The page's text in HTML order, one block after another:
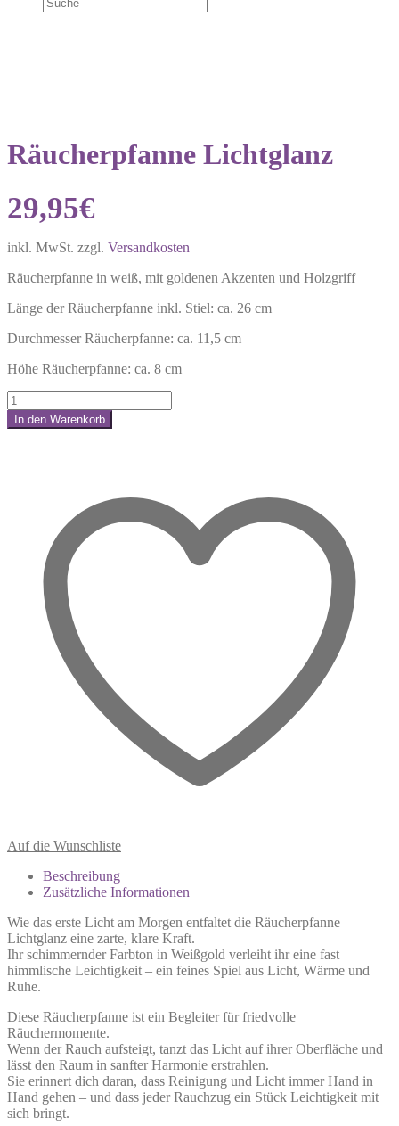
Räucherpfanne Lichtglanz
29,95€
inkl. MwSt. zzgl. Versandkosten
Räucherpfanne in weiß, mit goldenen Akzenten und Holzgriff
Länge der Räucherpfanne inkl. Stiel: ca. 26 cm
Durchmesser Räucherpfanne: ca. 11,5 cm
Höhe Räucherpfanne: ca. 8 cm
Räucherpfanne
Lichtglanz
Menge
In den Warenkorb
Auf die Wunschliste
Beschreibung
Zusätzliche Informationen
Wie das erste Licht am Morgen entfaltet die Räucherpfanne
Lichtglanz eine zarte, klare Kraft.
Ihr schimmernder Farbton in Weißgold verleiht ihr eine fast
himmlische Leichtigkeit – ein feines Spiel aus Licht, Wärme und
Ruhe.
Diese Räucherpfanne ist ein Begleiter für friedvolle
Räuchermomente.
Wenn der Rauch aufsteigt, tanzt das Licht auf ihrer Oberfläche und
lässt den Raum in sanfter Harmonie erstrahlen.
Sie erinnert dich daran, dass Reinigung und Licht immer Hand in
Hand gehen – und dass jeder Rauchzug ein Stück Leichtigkeit mit
sich bringt.